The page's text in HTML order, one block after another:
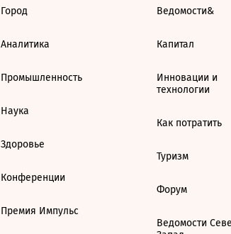
Город
Аналитика
Промышленность
Наука
Здоровье
Конференции
Премия Импульс
Ведомости&
Капитал
Инновации и
технологии
Как потратить
Туризм
Форум
Ведомости